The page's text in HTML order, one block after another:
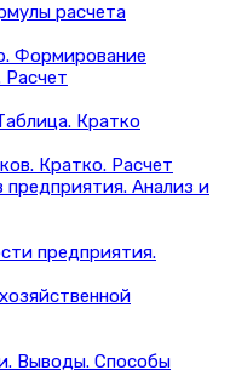
расчета
Кратко
Анализ и